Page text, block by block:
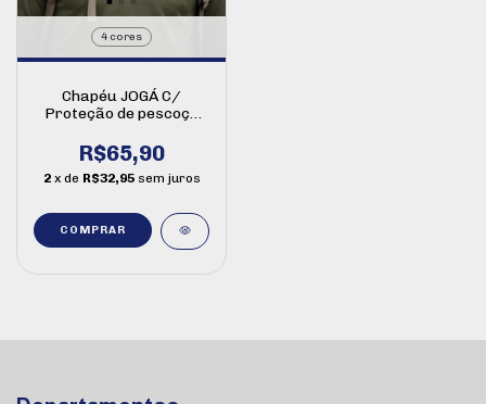
4 cores
Chapéu JOGÁ C/
Proteção de pescoço
R$65,90
2 x de R$32,95 sem juros
COMPRAR